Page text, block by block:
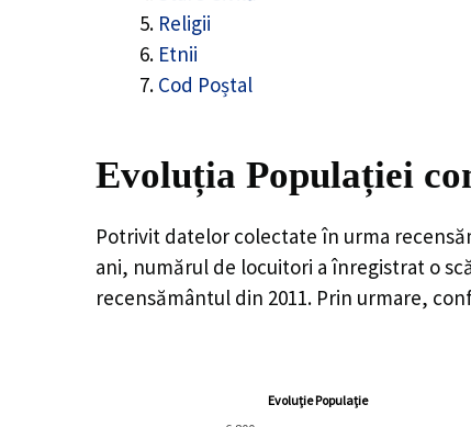
Religii
Etnii
Cod Poștal
Evoluția Populației
Potrivit datelor colectate în urma
ani, numărul de locuitori a înregistrat o
recensământul din 2011. Prin urmare,
Evoluție Populație